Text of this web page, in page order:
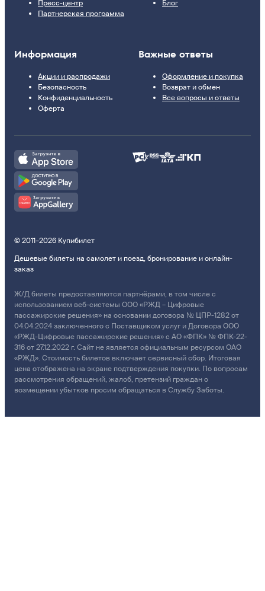
Пресс-центр
Партнерская программа
Блог
Информация
Акции и распродажи
Безопасность
Конфиденциальность
Оферта
Важные ответы
Оформление и покупка
Возврат и обмен
Все вопросы и ответы
© 2011–2026 Купибилет
Дешевые билеты на самолет и поезд, бронирование и онлайн-
заказ
Ж/Д билеты предоставляются партнёрами, в том числе с
использованием веб-системы ООО «РЖД – Цифровые
пассажирские решения» на основании договора № ЦПР-1282 от
04.04.2024 заключенного с Поставщиком услуг и Договора ООО
«РЖД-Цифровые пассажирские решения» с АО «ФПК» № ФПК-22-
316 от 27.12.2022 г. Сайт не является официальным ресурсом ОАО
«РЖД». Стоимость билетов включает сервисный сбор. Итоговая
цена отображена на экране подтверждения покупки. По вопросам
рассмотрения обращений, жалоб, претензий граждан о
возмещении убытков просим обращаться в Службу Заботы.